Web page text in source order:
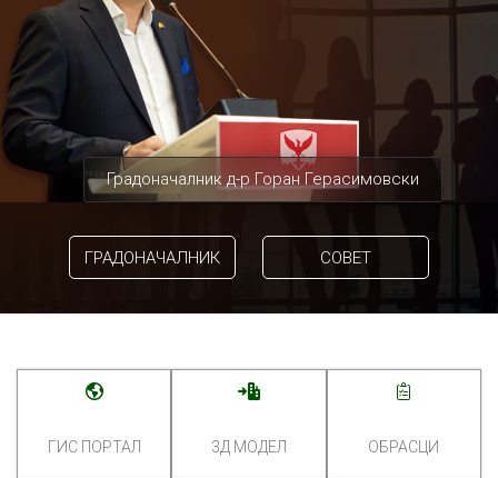
Градоначалник д-р Горан Герасимовски
ГРАДОНАЧАЛНИК СОВЕТ
ГИС ПОРТАЛ 3Д МОДЕЛ ОБРАСЦИ